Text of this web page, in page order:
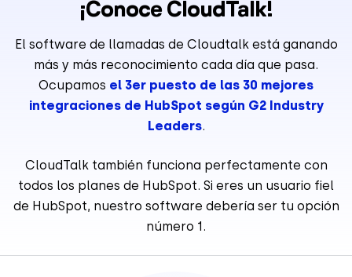
¡Conoce CloudTalk!
El software de llamadas de Cloudtalk está ganando
más y más reconocimiento cada día que pasa.
Ocupamos el 3er puesto de las 30 mejores
integraciones de HubSpot según G2 Industry
Leaders.
CloudTalk también funciona perfectamente con
todos los planes de HubSpot. Si eres un usuario fiel
de HubSpot, nuestro software debería ser tu opción
número 1.